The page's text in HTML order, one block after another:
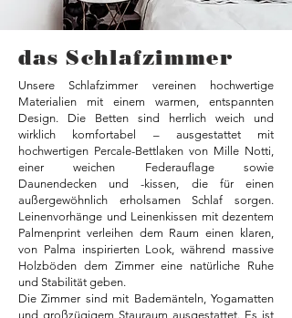
das Schlafzimmer
Unsere Schlafzimmer vereinen hochwertige
Materialien mit einem warmen, entspannten
Design. Die Betten sind herrlich weich und
wirklich komfortabel – ausgestattet mit
hochwertigen Percale-Bettlaken von Mille Notti,
einer weichen Federauflage sowie
Daunendecken und -kissen, die für einen
außergewöhnlich erholsamen Schlaf sorgen.
Leinenvorhänge und Leinenkissen mit dezentem
Palmenprint verleihen dem Raum einen klaren,
von Palma inspirierten Look, während massive
Holzböden dem Zimmer eine natürliche Ruhe
und Stabilität geben.
Die Zimmer sind mit Bademänteln, Yogamatten
und großzügigem Stauraum ausgestattet. Es ist